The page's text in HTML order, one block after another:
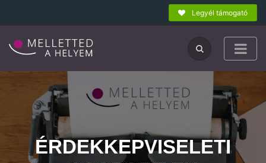
Legyél támogató
ÉRDEKKEPVISELETI